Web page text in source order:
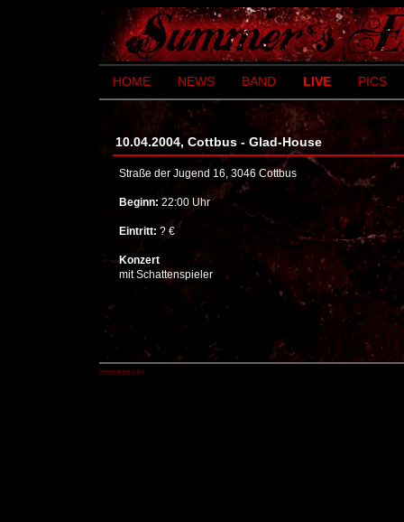
HOME NEWS BAND LIVE PICS
10.04.2004, Cottbus - Glad-House
Straße der Jugend 16, 3046 Cottbus
Beginn: 22:00 Uhr
Eintritt: ? €
Konzert
mit Schattenspieler
impressum